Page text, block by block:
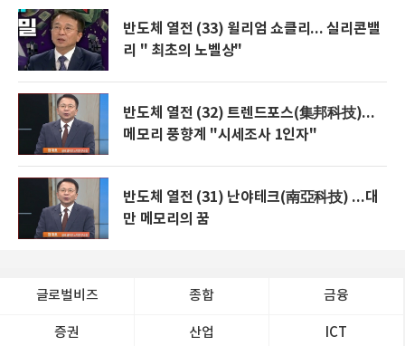
반도체 열전 (33) 윌리엄 쇼클리... 실리콘밸
리 " 최초의 노벨상"
반도체 열전 (32) 트렌드포스(集邦科技)...
메모리 풍향계 "시세조사 1인자"
반도체 열전 (31) 난야테크(南亞科技) ...대
만 메모리의 꿈
글로벌비즈 종합 금융
증권 산업 ICT